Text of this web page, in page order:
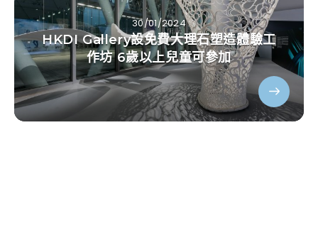
30/01/2024
HKDI Gallery設免費大理石塑造體驗工
作坊 6歲以上兒童可參加